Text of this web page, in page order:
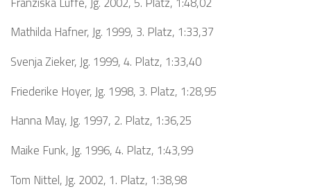
Mathilda Hafner, Jg. 1999, 3. Platz, 1:33,37
Svenja Zieker, Jg. 1999, 4. Platz, 1:33,40
Friederike Hoyer, Jg. 1998, 3. Platz, 1:28,95
Hanna May, Jg. 1997, 2. Platz, 1:36,25
Maike Funk, Jg. 1996, 4. Platz, 1:43,99
Tom Nittel, Jg. 2002, 1. Platz, 1:38,98